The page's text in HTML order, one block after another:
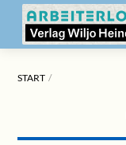
content
START